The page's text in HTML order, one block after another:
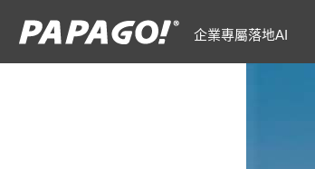
企業專屬落地AI